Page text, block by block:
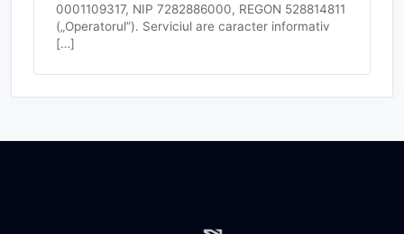
0001109317, NIP 7282886000, REGON 528814811
(„Operatorul”). Serviciul are caracter informativ
[…]